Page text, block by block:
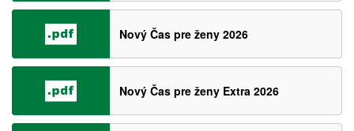
Nový Čas pre ženy 2026
Nový Čas pre ženy Extra 2026